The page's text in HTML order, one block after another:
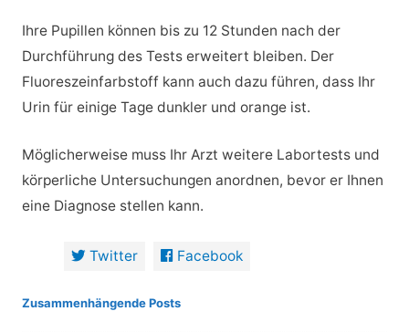
Ihre Pupillen können bis zu 12 Stunden nach der
Durchführung des Tests erweitert bleiben. Der
Fluoreszeinfarbstoff kann auch dazu führen, dass Ihr
Urin für einige Tage dunkler und orange ist.
Möglicherweise muss Ihr Arzt weitere Labortests und
körperliche Untersuchungen anordnen, bevor er Ihnen
eine Diagnose stellen kann.
Twitter Facebook
Zusammenhängende Posts